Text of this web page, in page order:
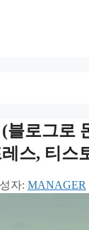
로그로
스, 티스
자: MANAGER